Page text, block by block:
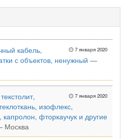
7 января 2020
кабель,
с объектов, ненужный —
7 января 2020
изофлекс,
фторкаучук и другие
Москва